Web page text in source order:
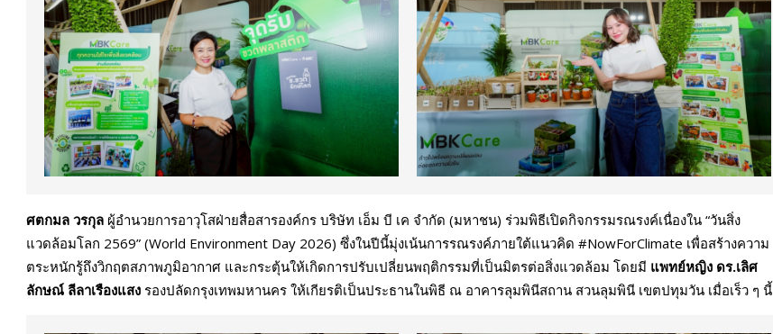
ศตกมล วรกุล ผู้อำนวยการอาวุโสฝ่ายสื่อสารองค์กร บริษัท เอ็ม บี เค จำกัด (มหาชน) ร่วมพิธีเปิดกิจกรรมรณรงค์เนื่องใน “วันสิ่ง
แวดล้อมโลก 2569” (World Environment Day 2026) ซึ่งในปีนี้มุ่งเน้นการรณรงค์ภายใต้แนวคิด #NowForClimate เพื่อสร้างความ
ตระหนักรู้ถึงวิกฤตสภาพภูมิอากาศ และกระตุ้นให้เกิดการปรับเปลี่ยนพฤติกรรมที่เป็นมิตรต่อสิ่งแวดล้อม โดยมี แพทย์หญิง ดร.เลิศ
ลักษณ์ ลีลาเรืองแสง รองปลัดกรุงเทพมหานคร ให้เกียรติเป็นประธานในพิธี ณ อาคารลุมพินีสถาน สวนลุมพินี เขตปทุมวัน เมื่อเร็ว ๆ นี้